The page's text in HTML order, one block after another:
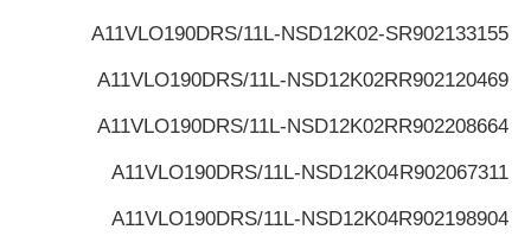
R902133155
A11VLO190DRS/11L-NSD12K02-S
R902120469
A11VLO190DRS/11L-NSD12K02R
R902208664
A11VLO190DRS/11L-NSD12K02R
R902067311
A11VLO190DRS/11L-NSD12K04
R902198904
A11VLO190DRS/11L-NSD12K04